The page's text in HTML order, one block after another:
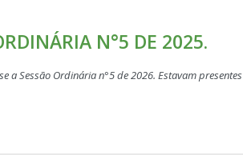
N°5 DE 2025.
a Sessão Ordinária n°5 de 2026. Estavam presentes